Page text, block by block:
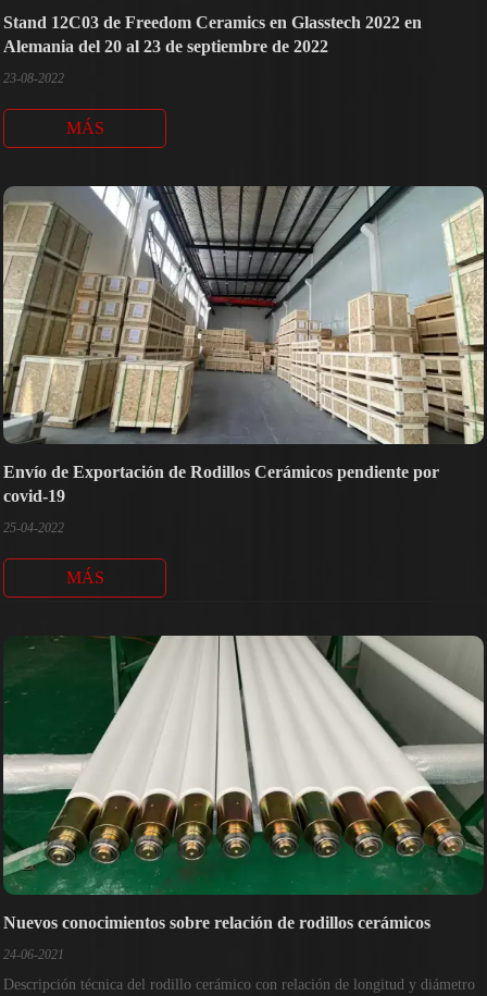
Stand 12C03 de Freedom Ceramics en Glasstech 2022 en
Alemania del 20 al 23 de septiembre de 2022
23-08-2022
MÁS
Envío de Exportación de Rodillos Cerámicos pendiente por
covid-19
25-04-2022
MÁS
Nuevos conocimientos sobre relación de rodillos cerámicos
24-06-2021
Descripción técnica del rodillo cerámico con relación de longitud y diámetro